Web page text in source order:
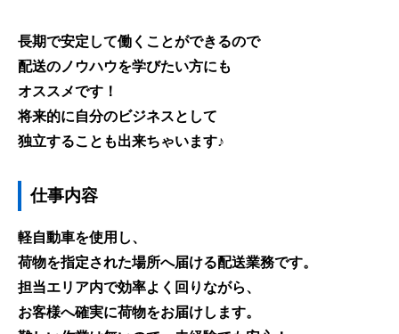
長期で安定して働くことができるので
配送のノウハウを学びたい方にも
オススメです！
将来的に自分のビジネスとして
独立することも出来ちゃいます♪
仕事内容
軽自動車を使用し、
荷物を指定された場所へ届ける配送業務です。
担当エリア内で効率よく回りながら、
お客様へ確実に荷物をお届けします。